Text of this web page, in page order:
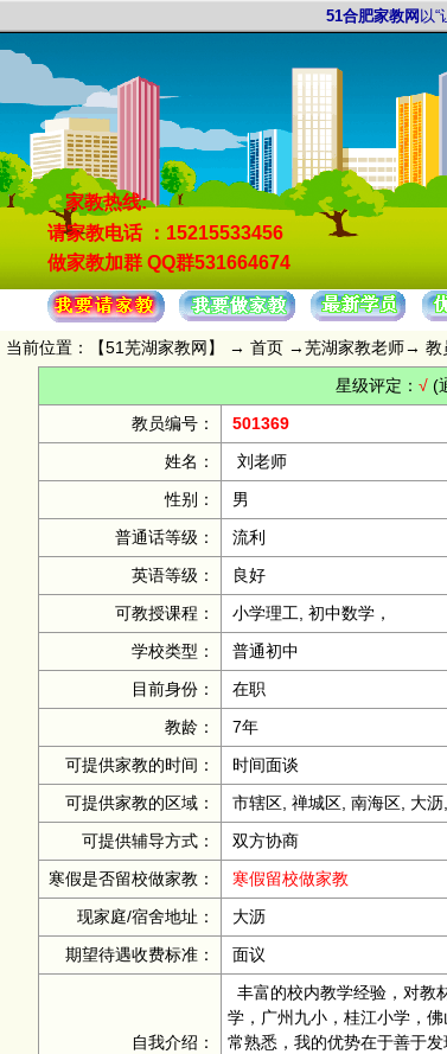
51合肥家教网以“
家教热线:
请家教电话 ：15215533456
做家教加群 QQ群531664674
当前位置：【51芜湖家教网】 → 首页 →芜湖家教老师→ 教
星级评定： √ (
教员编号：
501369
姓名：
刘老师
性别：
男
普通话等级：
流利
英语等级：
良好
可教授课程：
小学理工, 初中数学，
学校类型：
普通初中
目前身份：
在职
教龄：
7年
可提供家教的时间：
时间面谈
可提供家教的区域：
市辖区, 禅城区, 南海区, 大
可提供辅导方式：
双方协商
寒假是否留校做家教：
寒假留校做家教
现家庭/宿舍地址：
大沥
期望待遇收费标准：
面议
自我介绍：
丰富的校内教学经验，对教
学，广州九小，桂江小学，
常熟悉，我的优势在于善于